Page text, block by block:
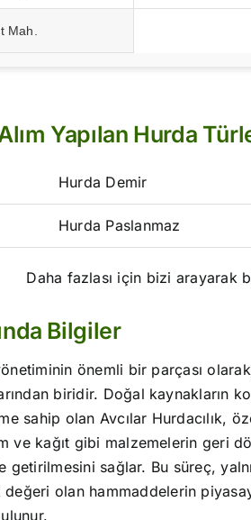
Mah.
Yapılan Hurda
Hurda Demir
Hurda Paslanmaz
Daha fazlası için bizi arayarak
Bilgiler
önemli bir parçası
biridir. Doğal kaynakların
sahip olan Avcılar Hurdacılık,
ve kağıt gibi malzemelerin geri
getirilmesini sağlar. Bu süreç,
olan hammaddelerin